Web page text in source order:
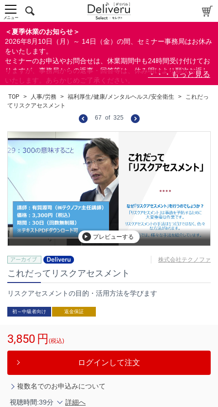
＜夏季休業のお知らせ＞
2026年8月10日（月）～ 14日（金）の間、セミナー事務局はお休み
をいたします。
セミナーのお申込やお問合せは、休業期間中も24時間受け付けてお
りますが、事務局からの返事・回答等は、休み明けより順次お返し
いたします。あらかじめご了承ください。
ができます。
メニュー
TOP > 人事/労務 > 福利厚生/健康/メンタルヘルス/安全衛生 >
これだっ
てリスクアセスメント
67 of 325
プレビューする
株式会社テクノファ
これだってリスクアセスメント
リスクアセスメントの目的・活用方法を学びます
初～中級者向け 返金保証
3,850 円 (税込)
ログインして注文
複数名でのお申込みについて
視聴時間:39分
詳細へ